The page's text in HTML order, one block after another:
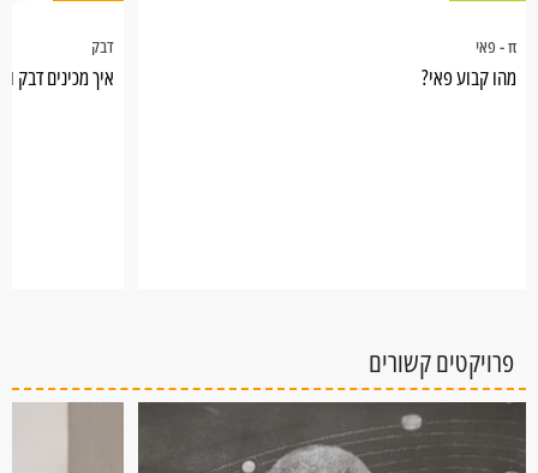
π - פאי
מהו קבוע פאי?
דבק
איך מכינים דבק
פרויקטים קשורים